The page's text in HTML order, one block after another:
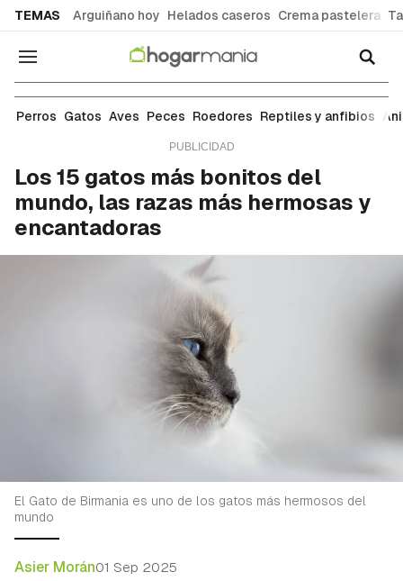
TEMAS Arguiñano hoy Helados caseros Crema pastelera
Navegación
Razas
Perros Gatos Aves Peces Roedores Reptiles y anfibios
Los 15 gatos más bonitos del
mundo, las razas más hermosas y
encantadoras
El Gato de Birmania es uno de los gatos más hermosos del
mundo
Asier Morán01 Sep 2025